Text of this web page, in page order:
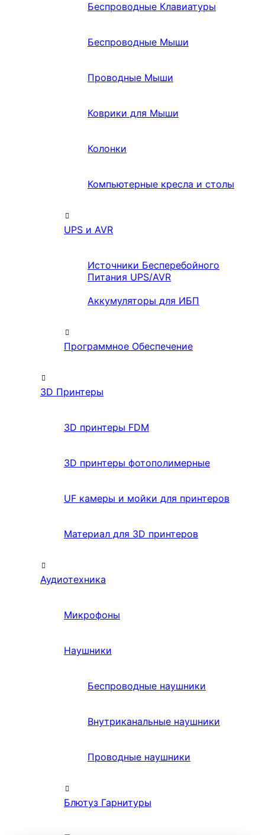
Беспроводные Клавиатуры
Беспроводные Мыши
Проводные Мыши
Коврики для Мыши
Колонки
Компьютерные кресла и столы
UPS и AVR
Источники Бесперебойного
Питания UPS/AVR
Аккумуляторы для ИБП
Программное Обеспечение
3D Принтеры
3D принтеры FDM
3D принтеры фотополимерные
UF камеры и мойки для принтеров
Материал для 3D принтеров
Аудиотехника
Микрофоны
Наушники
Беспроводные наушники
Внутриканальные наушники
Проводные наушники
Блютуз Гарнитуры